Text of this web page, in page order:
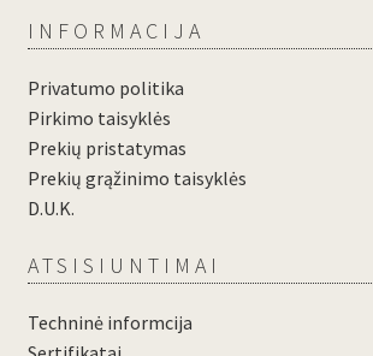
INFORMACIJA
Privatumo politika
Pirkimo taisyklės
Prekių pristatymas
Prekių grąžinimo taisyklės
D.U.K.
ATSISIUNTIMAI
Techninė informcija